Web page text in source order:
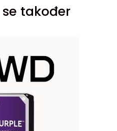
također